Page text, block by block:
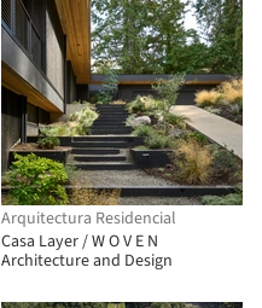
Arquitectura Residencial
Casa Layer / W O V E N
Architecture and Design